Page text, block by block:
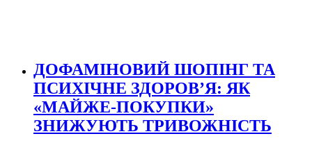
ДОФАМІНОВИЙ ШОПІНГ ТА
ПСИХІЧНЕ ЗДОРОВ’Я: ЯК
«МАЙЖЕ-ПОКУПКИ»
ЗНИЖУЮТЬ ТРИВОЖНІСТЬ